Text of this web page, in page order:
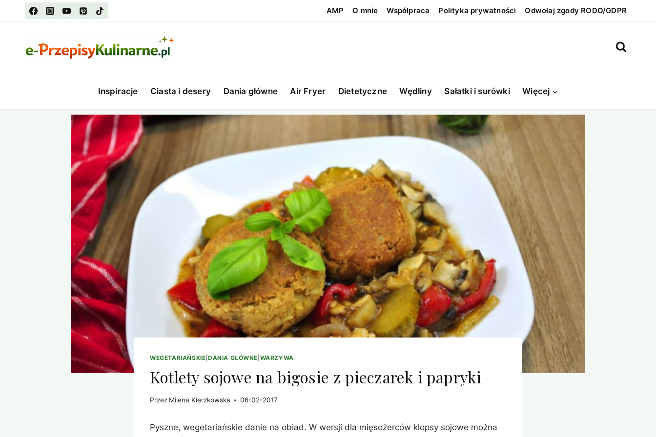
AMP O mnie Współpraca Polityka prywatności Odwołaj zgody RODO/GDPR
Inspiracje Ciasta i desery Dania główne Air Fryer Dietetyczne Wędliny Sałatki i surówki Więcej
WEGETARIAŃSKIE DANIA GŁÓWNE WARZYWA
Kotlety sojowe na bigosie z pieczarek i papryki
Przez Milena Kierzkowska 06-02-2017
Pyszne, wegetariańskie danie na obiad. W wersji dla mięsożerców klopsy sojowe można